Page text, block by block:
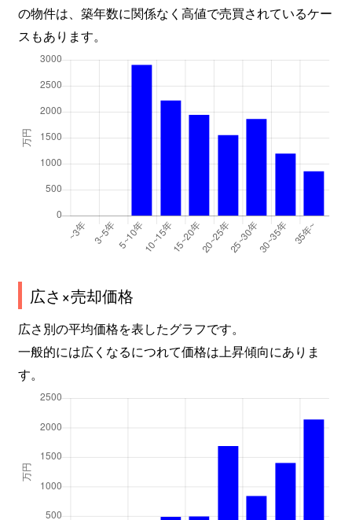
の物件は、築年数に関係なく高値で売買されているケー
スもあります。
広さ×売却価格
広さ別の平均価格を表したグラフです。
一般的には広くなるにつれて価格は上昇傾向にありま
す。